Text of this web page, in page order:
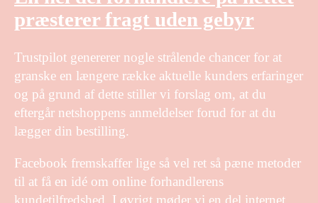
præsterer fragt uden gebyr
Trustpilot genererer nogle strålende chancer for at
granske en længere række aktuelle kunders erfaringer
og på grund af dette stiller vi forslag om, at du
eftergår netshoppens anmeldelser forud for at du
lægger din bestilling.
Facebook fremskaffer lige så vel ret så pæne metoder
til at få en idé om online forhandlerens
kundetilfredshed. I øvrigt møder vi en del internet